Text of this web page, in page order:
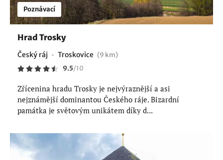
Poznávací
Hrad Trosky
Český ráj Troskovice (9 km)
9.5/10
Zřícenina hradu Trosky je nejvýraznější a asi
nejznámější dominantou Českého ráje. Bizardní
památka je světovým unikátem díky d...